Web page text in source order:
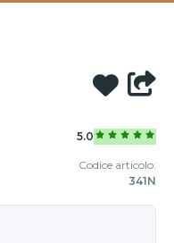
5.0
Codice articolo:
341N